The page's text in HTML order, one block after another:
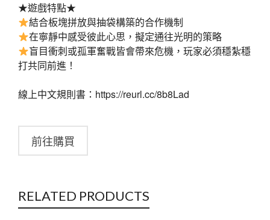
★遊戲特點★
結合板塊拼放與抽袋構築的合作機制
在寧靜中感受彼此心思，擬定通往光明的策略
盲目衝刺或孤軍奮戰皆會帶來危機，玩家必須穩紮穩
打共同前進！
線上中文規則書：https://reurl.cc/8b8Lad
前往購買
RELATED PRODUCTS